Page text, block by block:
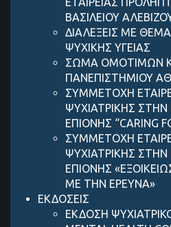
ΒΑΣΙΛΕΙΟΥ
ΔΙΑΛΕΞΕΙΣ ΜΕ
ΨΥΧΙΚΗΣ ΥΓΕΙΑΣ
ΣΩΜΑ ΟΜΟΤΙΜΩΝ
ΠΑΝΕΠΙΣΤΗΜΙΟΥ
ΣΥΜΜΕΤΟΧΗ
ΨΥΧΙΑΤΡΙΚΗΣ
ΕΠΙΟΝΗΣ “CARING
ΣΥΜΜΕΤΟΧΗ
ΨΥΧΙΑΤΡΙΚΗΣ
ΕΠΙΟΝΗΣ
ΜΕ ΤΗΝ ΕΡΕΥΝΑ»
ΕΚΔΟΣΕΙΣ
ΕΚΔΟΣΗ